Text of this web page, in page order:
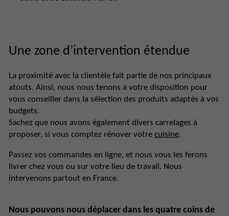
Une zone d’intervention étendue
La proximité avec la clientèle fait partie de nos principaux
atouts. Ainsi, nous nous tenons à votre disposition pour
vous conseiller dans la sélection des produits adaptés à vos
budgets.
Sachez que nous avons également divers carrelages à
proposer, si vous comptez rénover votrecuisine.
Passez vos commandes en ligne, et nous vous les ferons
livrer chez vous ou sur votre lieu de travail. Nous
intervenons partout en France.
Nous pouvons nous déplacer dans les quatre coins de